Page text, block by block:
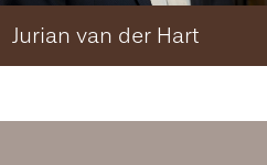
Jurian van der Hart